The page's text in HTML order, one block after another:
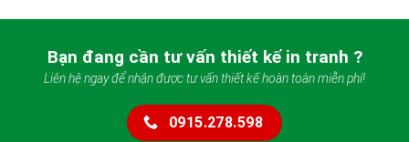
Bạn đang cần tư vấn thiết kế in tranh ?
Liên hệ ngay để nhận được tư vấn thiết kế hoàn toàn miễn phí!
0915.278.598